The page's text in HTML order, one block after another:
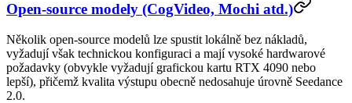
Open-source modely (CogVideo, Mochi atd.)
Několik open-source modelů lze spustit lokálně bez nákladů,
vyžadují však technickou konfiguraci a mají vysoké hardwarové
požadavky (obvykle vyžadují grafickou kartu RTX 4090 nebo
lepší), přičemž kvalita výstupu obecně nedosahuje úrovně Seedance
2.0.